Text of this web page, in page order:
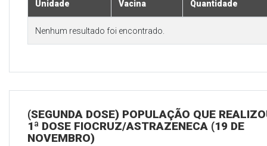
Unidade Vacina Quantidade
Nenhum resultado foi encontrado.
(SEGUNDA DOSE) POPULAÇÃO QUE
1ª DOSE FIOCRUZ/ASTRAZENECA (19 DE
NOVEMBRO)